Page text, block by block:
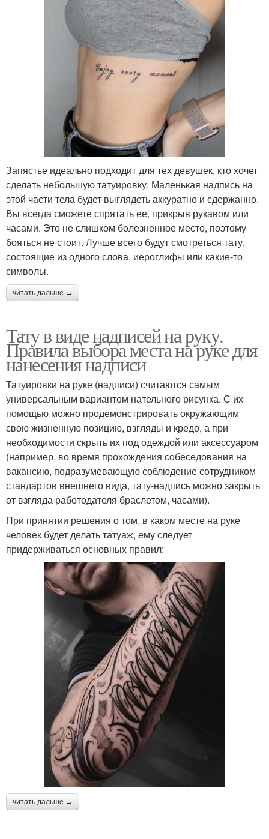
Запястье идеально подходит для тех девушек, кто хочет
сделать небольшую татуировку. Маленькая надпись на
этой части тела будет выглядеть аккуратно и сдержанно.
Вы всегда сможете спрятать ее, прикрыв рукавом или
часами. Это не слишком болезненное место, поэтому
бояться не стоит. Лучше всего будут смотреться тату,
состоящие из одного слова, иероглифы или какие-то
символы.
читать дальше →
Тату в виде надписей на руку.
Правила выбора места на руке для
нанесения надписи
Татуировки на руке (надписи) считаются самым
универсальным вариантом нательного рисунка. С их
помощью можно продемонстрировать окружающим
свою жизненную позицию, взгляды и кредо, а при
необходимости скрыть их под одеждой или аксессуаром
(например, во время прохождения собеседования на
вакансию, подразумевающую соблюдение сотрудником
стандартов внешнего вида, тату-надпись можно закрыть
от взгляда работодателя браслетом, часами).
При принятии решения о том, в каком месте на руке
человек будет делать татуаж, ему следует
придерживаться основных правил:
читать дальше →